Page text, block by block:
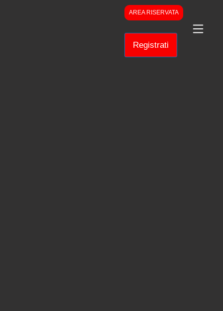
AREA RISERVATA
Registrati